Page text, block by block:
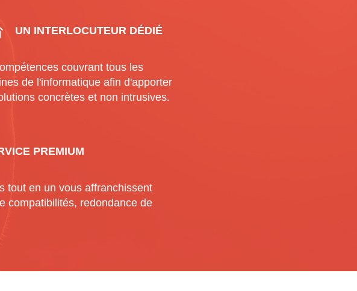
UN INTERLOCUTEUR DÉDIÉ
couvrant tous les
de l'informatique afin d'apporter
concrètes et non intrusives.
PREMIUM
tout en un vous affranchissent
compatibilités, redondance de